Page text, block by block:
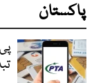
پاکستان